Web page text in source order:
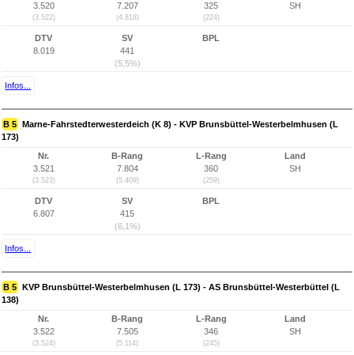
3.520
(3.522)
7.207
(4.818)
325
(224)
SH
DTV
8.019
SV
441
(5,5%)
BPL
Infos...
B 5 Marne-Fahrstedterwesterdeich (K 8) - KVP Brunsbüttel-Westerbelmhusen (L
173)
Nr.
3.521
(3.523)
B-Rang
7.804
(5.409)
L-Rang
360
(259)
Land
SH
DTV
6.807
SV
415
(6,1%)
BPL
Infos...
B 5 KVP Brunsbüttel-Westerbelmhusen (L 173) - AS Brunsbüttel-Westerbüttel (L
138)
Nr.
3.522
(3.524)
B-Rang
7.505
(5.114)
L-Rang
346
(245)
Land
SH